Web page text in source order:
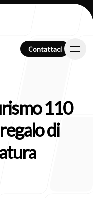
Contattaci
Contattaci
110
di